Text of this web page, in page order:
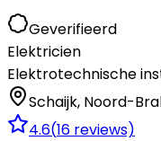
Geverifieerd
Elektricien
Elektrotechnische
Schaijk, Noord-
4.6(16 reviews)